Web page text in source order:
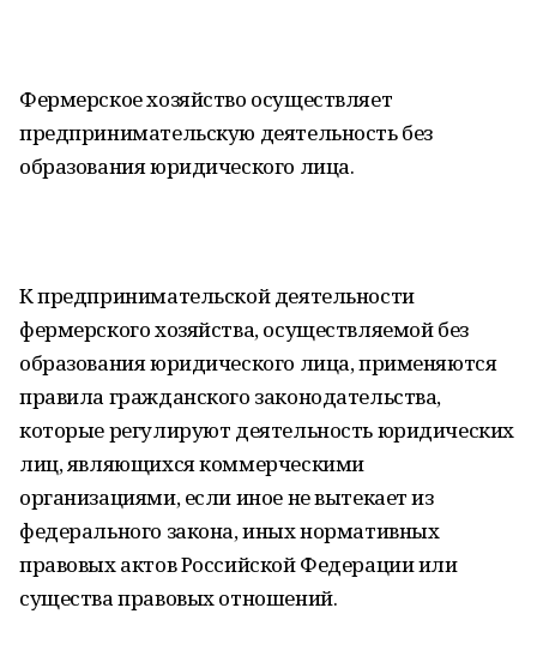
Фермерское хозяйство осуществляет
предпринимательскую деятельность без
образования юридического лица.
К предпринимательской деятельности
фермерского хозяйства, осуществляемой без
образования юридического лица, применяются
правила гражданского законодательства,
которые регулируют деятельность юридических
лиц, являющихся коммерческими
организациями, если иное не вытекает из
федерального закона, иных нормативных
правовых актов Российской Федерации или
существа правовых отношений.